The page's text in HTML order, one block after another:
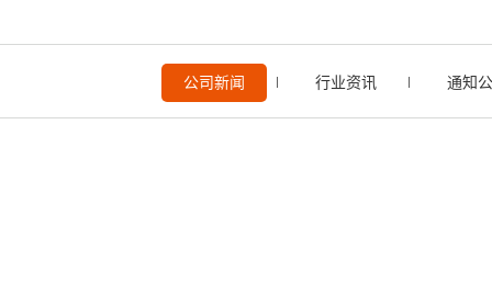
公司新闻 行业资讯 通知